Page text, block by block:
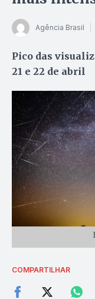
Agência Brasil
Pico das
21 e 22 de abril
COMPARTILHAR